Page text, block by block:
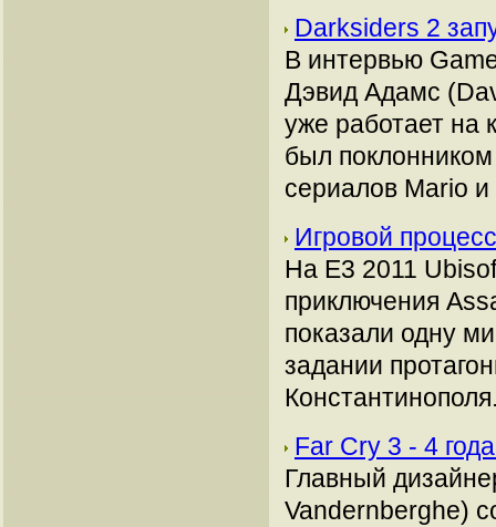
Darksiders 2
В интервью
Дэвид Адамс
уже работает на
был
сериалов Mario
Игровой
На Е3 2011
приключения
показали одну
задании
Far Cry 3 - 4
Главный
Vandernberghe)